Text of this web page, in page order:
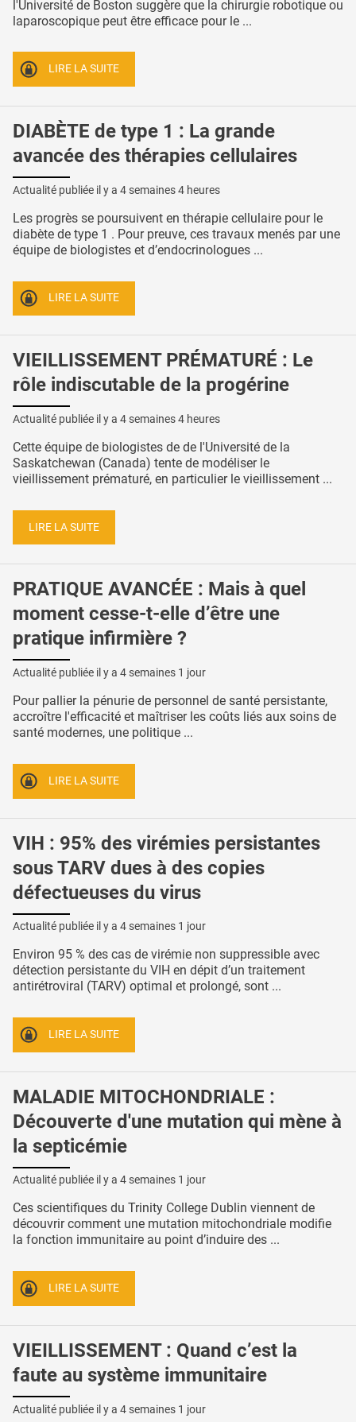
l'Université de Boston suggère que la chirurgie robotique ou
laparoscopique peut être efficace pour le ...
LIRE LA SUITE
DIABÈTE de type 1 : La grande
avancée des thérapies cellulaires
Actualité publiée il y a 4 semaines 4 heures
Les progrès se poursuivent en thérapie cellulaire pour le
diabète de type 1 . Pour preuve, ces travaux menés par une
équipe de biologistes et d’endocrinologues ...
LIRE LA SUITE
VIEILLISSEMENT PRÉMATURÉ : Le
rôle indiscutable de la progérine
Actualité publiée il y a 4 semaines 4 heures
Cette équipe de biologistes de de l'Université de la
Saskatchewan (Canada) tente de modéliser le
vieillissement prématuré, en particulier le vieillissement ...
LIRE LA SUITE
PRATIQUE AVANCÉE : Mais à quel
moment cesse-t-elle d’être une
pratique infirmière ?
Actualité publiée il y a 4 semaines 1 jour
Pour pallier la pénurie de personnel de santé persistante,
accroître l'efficacité et maîtriser les coûts liés aux soins de
santé modernes, une politique ...
LIRE LA SUITE
VIH : 95% des virémies persistantes
sous TARV dues à des copies
défectueuses du virus
Actualité publiée il y a 4 semaines 1 jour
Environ 95 % des cas de virémie non suppressible avec
détection persistante du VIH en dépit d’un traitement
antirétroviral (TARV) optimal et prolongé, sont ...
LIRE LA SUITE
MALADIE MITOCHONDRIALE :
Découverte d'une mutation qui mène à
la septicémie
Actualité publiée il y a 4 semaines 1 jour
Ces scientifiques du Trinity College Dublin viennent de
découvrir comment une mutation mitochondriale modifie
la fonction immunitaire au point d’induire des ...
LIRE LA SUITE
VIEILLISSEMENT : Quand c’est la
faute au système immunitaire
Actualité publiée il y a 4 semaines 1 jour